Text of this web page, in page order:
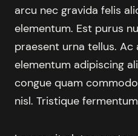
arcu nec gravida felis
elementum. Est purus
praesent urna tellus. Ac
elementum adipiscing
congue quam
nisl. Tristique